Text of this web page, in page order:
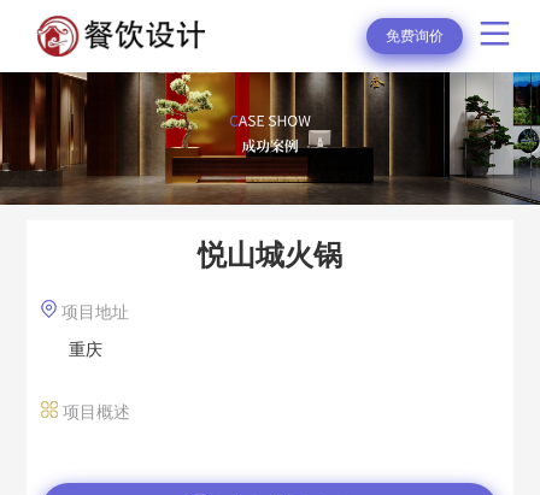
免费询价
悦山城火锅
项目地址
重庆
项目概述